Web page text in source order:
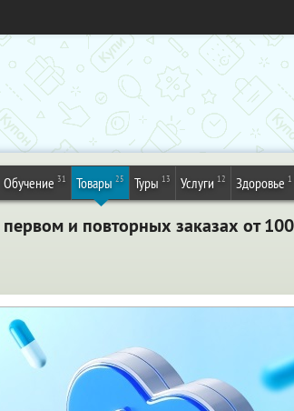
Обучение 31 Товары 25 Туры 13 Услуги 12 Здоровье 1
и повторных заказах от